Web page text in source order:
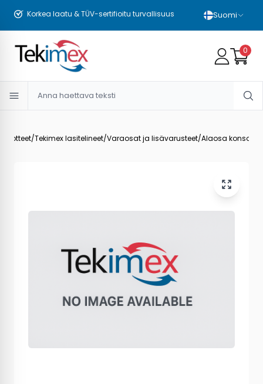
Korkea laatu & TÜV-sertifioitu turvallisuus Suomi
0
Tuotteet/Tekimex lasitelineet/Varaosat ja lisävarusteet/Alaosa konsoli,